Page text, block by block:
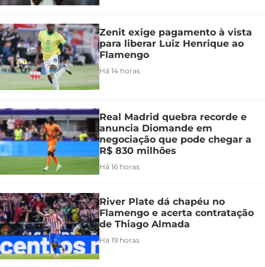
Zenit exige pagamento à vista
para liberar Luiz Henrique ao
Flamengo
Há 14 horas
Real Madrid quebra recorde e
anuncia Diomande em
negociação que pode chegar a
R$ 830 milhões
Há 16 horas
River Plate dá chapéu no
Flamengo e acerta contratação
de Thiago Almada
Há 19 horas